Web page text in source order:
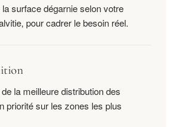
surface dégarnie selon votre
pour cadrer le besoin réel.
la meilleure distribution des
priorité sur les zones les plus